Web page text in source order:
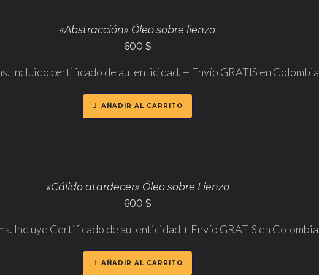
«Abstracción» Óleo sobre lienzo
600 $
Incluido certificado de autenticidad. + Envío GRATIS en Colombia
AÑADIR AL CARRITO
«Cálido atardecer» Óleo sobre Lienzo
600 $
Incluye Certificado de autenticidad + Envío GRATIS en Colombia
AÑADIR AL CARRITO